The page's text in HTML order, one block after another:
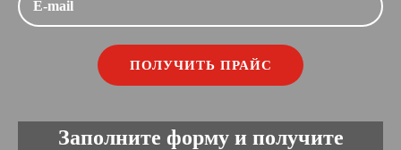
Заполните форму и получите